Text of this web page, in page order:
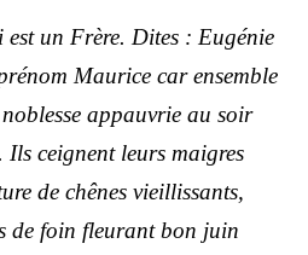
un Frère. Dites : Eugénie
Maurice car ensemble
appauvrie au soir
Ils ceignent leurs maigres
de chênes vieillissants,
de foin fleurant bon juin